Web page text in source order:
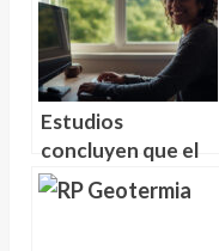
Estudios
concluyen que el
abuso de las